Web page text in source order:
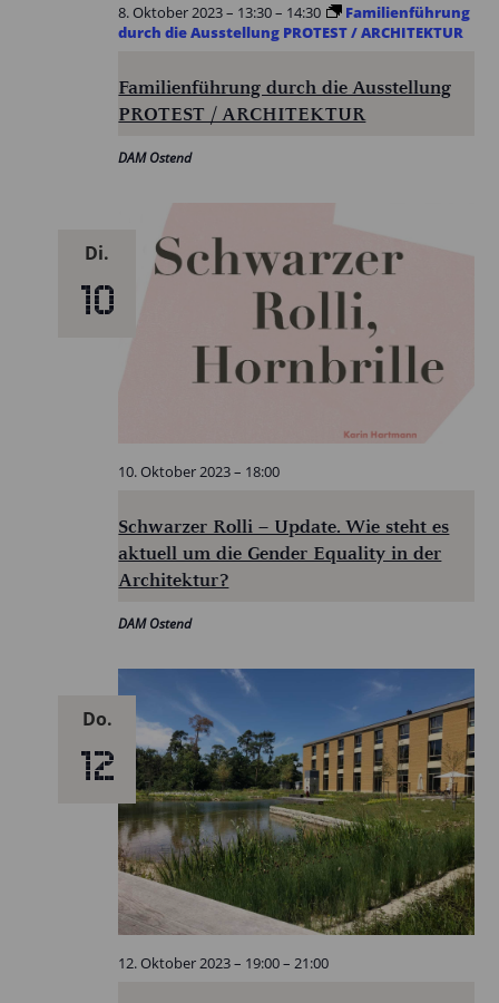
Familienführung durch die Ausstellung
PROTEST / ARCHITEKTUR
8. Oktober 2023 – 13:30– 14:30
Familienführung
durch die Ausstellung PROTEST / ARCHITEKTUR
DAM Ostend
Di.
10
Schwarzer Rolli – Update. Wie steht es
aktuell um die Gender Equality in der
Architektur?
10. Oktober 2023 – 18:00
DAM Ostend
Do.
12
12. Oktober 2023 – 19:00–21:00